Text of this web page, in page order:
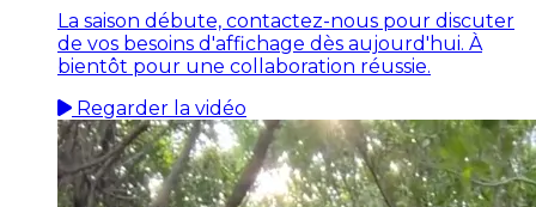
La saison débute, contactez-nous pour discuter
de vos besoins d'affichage dès aujourd'hui. À
bientôt pour une collaboration réussie.
Regarder la vidéo